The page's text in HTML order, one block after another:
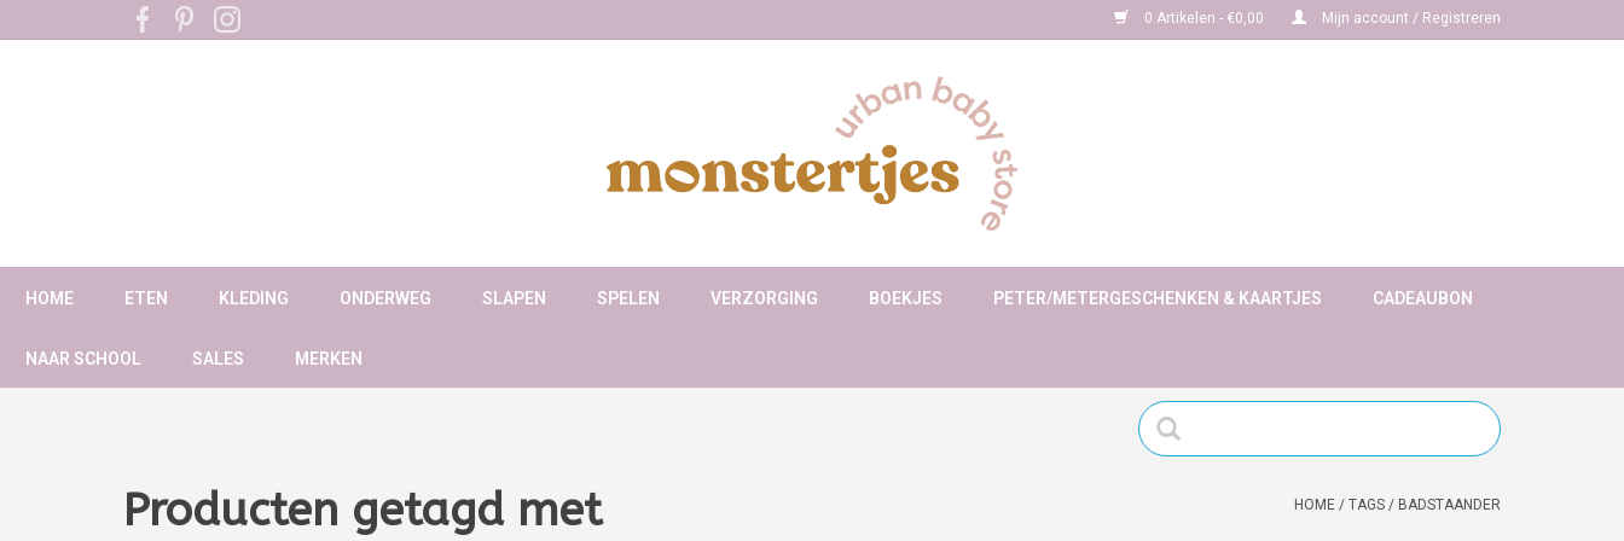
0 Artikelen - €0,00 Mijn account / Registreren
HOME ETEN KLEDING ONDERWEG SLAPEN SPELEN VERZORGING BOEKJES PETER/METERGESCHENKEN & KAARTJES CADEAUBON
NAAR SCHOOL SALES MERKEN
Producten getagd met
HOME / TAGS / BADSTAANDER